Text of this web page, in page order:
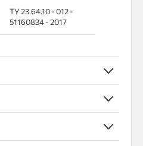
ТУ 23.64.10 - 012 -
51160834 - 2017